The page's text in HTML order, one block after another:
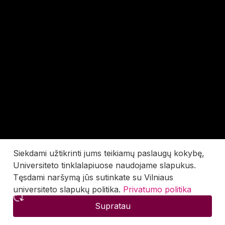
Siekdami užtikrinti jums teikiamų paslaugų kokybę,
Universiteto tinklalapiuose naudojame slapukus.
Tęsdami naršymą jūs sutinkate su Vilniaus
universiteto slapukų politika. Privatumo politika
Supratau